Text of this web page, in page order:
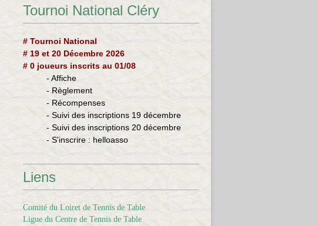
Tournoi National Cléry
# Tournoi National
# 19 et 20 Décembre 2026
# 0 joueurs inscrits au 01/08
- Affiche
- Règlement
- Récompenses
- Suivi des inscriptions 19 décembre
- Suivi des inscriptions 20 décembre
- S'inscrire : helloasso
Liens
Comité du Loiret de Tennis de Table
Ligue du Centre de Tennis de Table